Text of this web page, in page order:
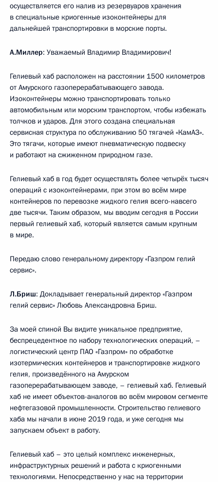
осуществляется его налив из резервуаров хранения
в специальные криогенные изоконтейнеры для
дальнейшей транспортировки в морские порты.
А.Миллер: Уважаемый Владимир Владимирович!
Гелиевый хаб расположен на расстоянии 1500 километров
от Амурского газоперерабатывающего завода.
Изоконтейнеры можно транспортировать только
автомобильным или морским транспортом, чтобы избежать
толчков и ударов. Для этого создана специальная
сервисная структура по обслуживанию 50 тягачей «КамАЗ».
Это тягачи, которые имеют пневматическую подвеску
и работают на сжиженном природном газе.
Гелиевый хаб в год будет осуществлять более четырёх тысяч
операций с изоконтейнерами, при этом во всём мире
контейнеров по перевозке жидкого гелия всего-навсего
две тысячи. Таким образом, мы вводим сегодня в России
первый гелиевый хаб, который является самым крупным
в мире.
Передаю слово генеральному директору «Газпром гелий
сервис».
Л.Бриш: Докладывает генеральный директор «Газпром
гелий сервис» Любовь Александровна Бриш.
За моей спиной Вы видите уникальное предприятие,
беспрецедентное по набору технологических операций, –
логистический центр ПАО «Газпром» по обработке
изотермических контейнеров и транспортировке жидкого
гелия, произведённого на Амурском
газоперерабатывающем заводе, – гелиевый хаб. Гелиевый
хаб не имеет объектов-аналогов во всём мировом сегменте
нефтегазовой промышленности. Строительство гелиевого
хаба мы начали в июне 2019 года, и уже сегодня мы
запускаем объект в работу.
Гелиевый хаб – это целый комплекс инженерных,
инфраструктурных решений и работа с криогенными
технологиями. Непосредственно у нас на территории